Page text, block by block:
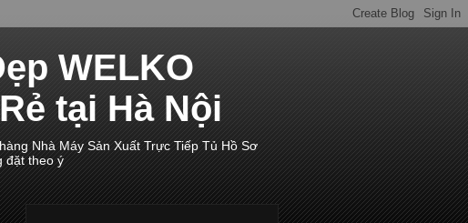
WELKO
tại Hà Nội
Nhà Máy Sản Xuất Trực Tiếp Tủ Hồ Sơ
đặt theo ý